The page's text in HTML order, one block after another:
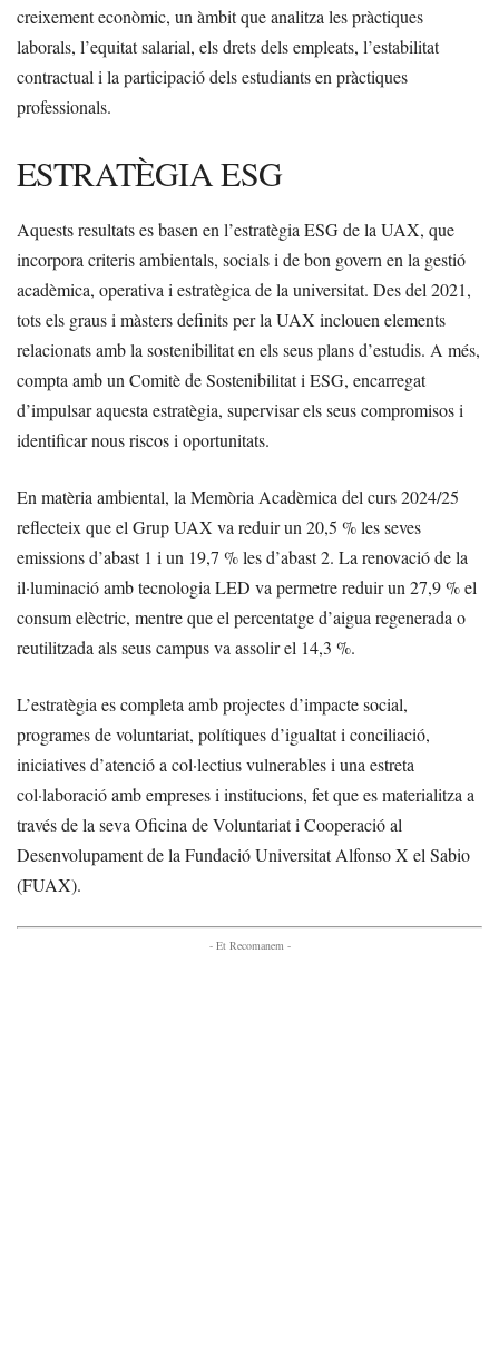
creixement econòmic, un àmbit que analitza les pràctiques
laborals, l’equitat salarial, els drets dels empleats, l’estabilitat
contractual i la participació dels estudiants en pràctiques
professionals.
ESTRATÈGIA ESG
Aquests resultats es basen en l’estratègia ESG de la UAX, que
incorpora criteris ambientals, socials i de bon govern en la gestió
acadèmica, operativa i estratègica de la universitat. Des del 2021,
tots els graus i màsters definits per la UAX inclouen elements
relacionats amb la sostenibilitat en els seus plans d’estudis. A més,
compta amb un Comitè de Sostenibilitat i ESG, encarregat
d’impulsar aquesta estratègia, supervisar els seus compromisos i
identificar nous riscos i oportunitats.
En matèria ambiental, la Memòria Acadèmica del curs 2024/25
reflecteix que el Grup UAX va reduir un 20,5 % les seves
emissions d’abast 1 i un 19,7 % les d’abast 2. La renovació de la
il·luminació amb tecnologia LED va permetre reduir un 27,9 % el
consum elèctric, mentre que el percentatge d’aigua regenerada o
reutilitzada als seus campus va assolir el 14,3 %.
L’estratègia es completa amb projectes d’impacte social,
programes de voluntariat, polítiques d’igualtat i conciliació,
iniciatives d’atenció a col·lectius vulnerables i una estreta
col·laboració amb empreses i institucions, fet que es materialitza a
través de la seva Oficina de Voluntariat i Cooperació al
Desenvolupament de la Fundació Universitat Alfonso X el Sabio
(FUAX).
- Et Recomanem -